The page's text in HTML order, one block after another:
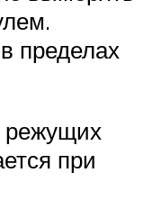
пределах
режущих
при